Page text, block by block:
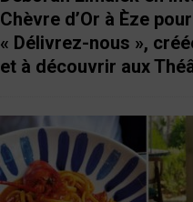
Chèvre d’Or à Èze
« Délivrez-nous »,
et à découvrir aux